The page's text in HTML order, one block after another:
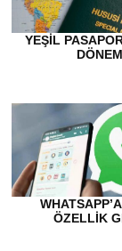
YEŞIL
ÖZELLIK